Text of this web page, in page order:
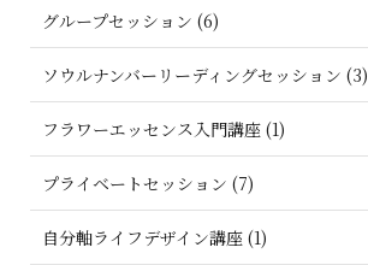
グループセッション (6)
ソウルナンバーリーディングセッション (3)
フラワーエッセンス入門講座 (1)
プライベートセッション (7)
自分軸ライフデザイン講座 (1)